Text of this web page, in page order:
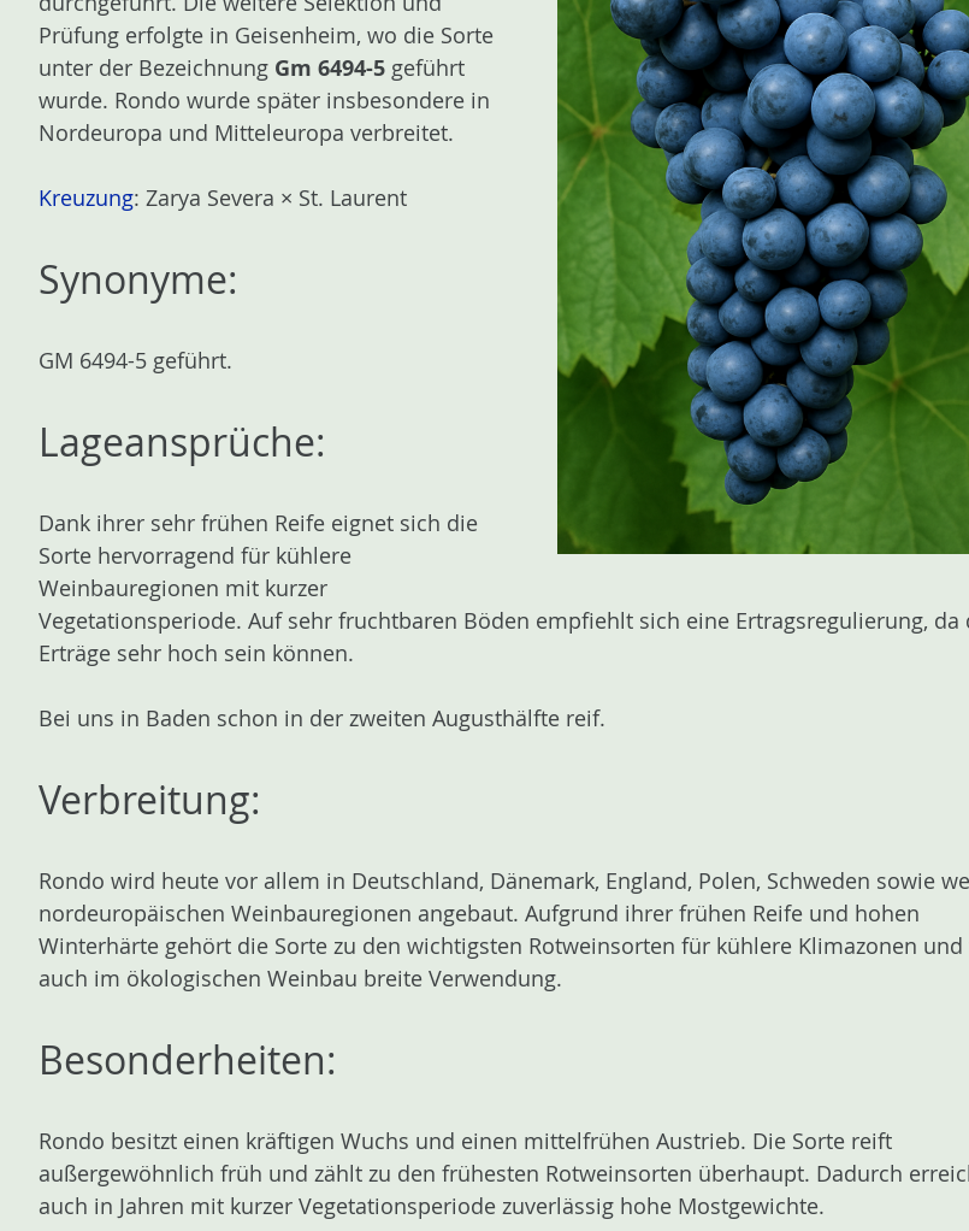
Prüfung erfolgte in Geisenheim, wo die Sorte
unter der Bezeichnung Gm 6494-5 geführt
wurde. Rondo wurde später insbesondere in
Nordeuropa und Mitteleuropa verbreitet.
Kreuzung: Zarya Severa × St. Laurent
Synonyme:
GM 6494-5 geführt.
Lageansprüche:
Dank ihrer sehr frühen Reife eignet sich die
Sorte hervorragend für kühlere
Weinbauregionen mit kurzer
Vegetationsperiode. Auf sehr fruchtbaren Böden empfiehlt sich eine Ertragsregulierung, da
Erträge sehr hoch sein können.
Bei uns in Baden schon in der zweiten Augusthälfte reif.
Verbreitung:
Rondo wird heute vor allem in Deutschland, Dänemark, England, Polen, Schweden sowie
nordeuropäischen Weinbauregionen angebaut. Aufgrund ihrer frühen Reife und hohen
Winterhärte gehört die Sorte zu den wichtigsten Rotweinsorten für kühlere Klimazonen
auch im ökologischen Weinbau breite Verwendung.
Besonderheiten:
Rondo besitzt einen kräftigen Wuchs und einen mittelfrühen Austrieb. Die Sorte reift
außergewöhnlich früh und zählt zu den frühesten Rotweinsorten überhaupt. Dadurch
auch in Jahren mit kurzer Vegetationsperiode zuverlässig hohe Mostgewichte.